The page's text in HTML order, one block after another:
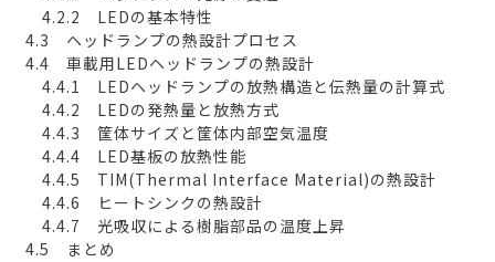
4.2.2 LEDの基本特性
4.3 ヘッドランプの熱設計プロセス
4.4 車載用LEDヘッドランプの熱設計
4.4.1 LEDヘッドランプの放熱構造と伝熱量の計算式
4.4.2 LEDの発熱量と放熱方式
4.4.3 筐体サイズと筐体内部空気温度
4.4.4 LED基板の放熱性能
4.4.5 TIM(Thermal Interface Material)の熱設計
4.4.6 ヒートシンクの熱設計
4.4.7 光吸収による樹脂部品の温度上昇
4.5 まとめ